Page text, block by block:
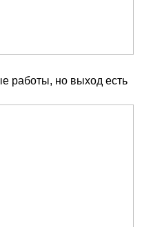
работы, но выход есть